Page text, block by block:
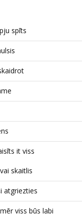
spīts
it viss
skaitlis
atgriezties
viss būs labi